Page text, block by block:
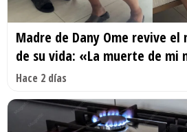
Madre de Dany Ome revive
de su vida: «La muerte de mi
Hace 2 días